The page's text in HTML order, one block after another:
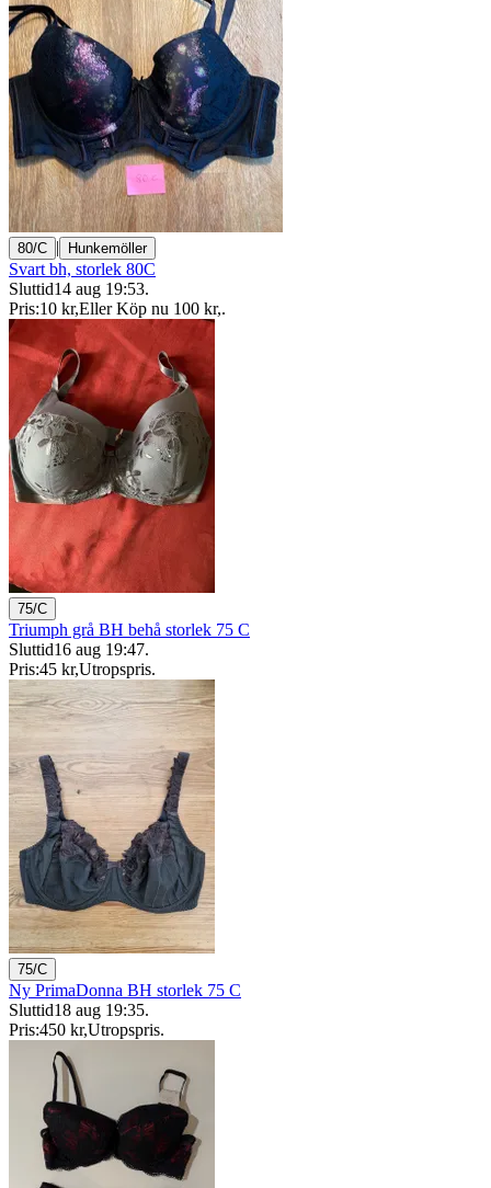
80/C | Hunkemöller
Svart bh, storlek 80C
Sluttid14 aug 19:53.
Pris:10 kr,Eller Köp nu 100 kr,.
75/C
Triumph grå BH behå storlek 75 C
Sluttid16 aug 19:47.
Pris:45 kr,Utropspris.
75/C
Ny PrimaDonna BH storlek 75 C
Sluttid18 aug 19:35.
Pris:450 kr,Utropspris.